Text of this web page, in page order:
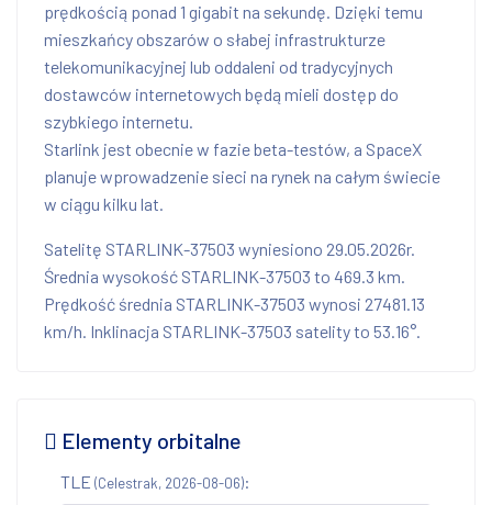
prędkością ponad 1 gigabit na sekundę. Dzięki temu
mieszkańcy obszarów o słabej infrastrukturze
telekomunikacyjnej lub oddaleni od tradycyjnych
dostawców internetowych będą mieli dostęp do
szybkiego internetu.
Starlink jest obecnie w fazie beta-testów, a SpaceX
planuje wprowadzenie sieci na rynek na całym świecie
w ciągu kilku lat.
Satelitę STARLINK-37503 wyniesiono 29.05.2026r.
Średnia wysokość STARLINK-37503 to 469.3 km.
Prędkość średnia STARLINK-37503 wynosi 27481.13
km/h. Inklinacja STARLINK-37503 satelity to 53.16°.
Elementy orbitalne
TLE (Celestrak, 2026-08-06):